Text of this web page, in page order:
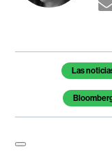
Temas de este
Las